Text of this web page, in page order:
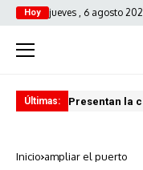
Hoy jueves , 6 agosto
Últimas: Presentan la
Inicio ampliar el puerto